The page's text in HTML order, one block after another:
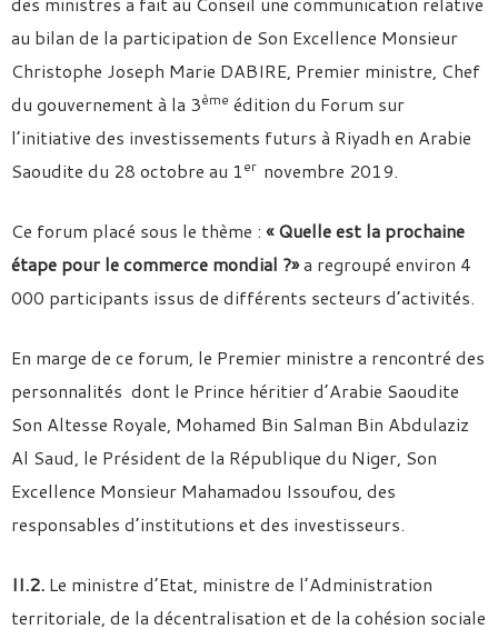
au bilan de la participation de Son Excellence Monsieur
Christophe Joseph Marie DABIRE, Premier ministre, Chef
du gouvernement à la 3ème édition du Forum sur
l’initiative des investissements futurs à Riyadh en Arabie
Saoudite du 28 octobre au 1er novembre 2019.
Ce forum placé sous le thème : « Quelle est la prochaine
étape pour le commerce mondial ?»a regroupé environ 4
000 participants issus de différents secteurs d’activités.
En marge de ce forum, le Premier ministre a rencontré des
personnalités dont le Prince héritier d’Arabie Saoudite
Son Altesse Royale, Mohamed Bin Salman Bin Abdulaziz
Al Saud, le Président de la République du Niger, Son
Excellence Monsieur Mahamadou Issoufou, des
responsables d’institutions et des investisseurs.
II.2. Le ministre d’Etat, ministre de l’Administration
territoriale, de la décentralisation et de la cohésion sociale